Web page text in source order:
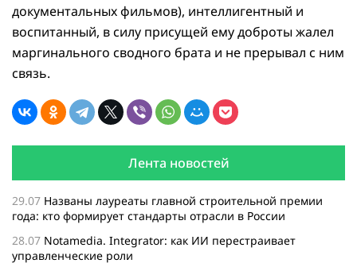
документальных фильмов), интеллигентный и
воспитанный, в силу присущей ему доброты жалел
маргинального сводного брата и не прерывал с ним
связь.
Лента новостей
29.07 Названы лауреаты главной строительной премии
года: кто формирует стандарты отрасли в России
28.07 Notamedia. Integrator: как ИИ перестраивает
управленческие роли